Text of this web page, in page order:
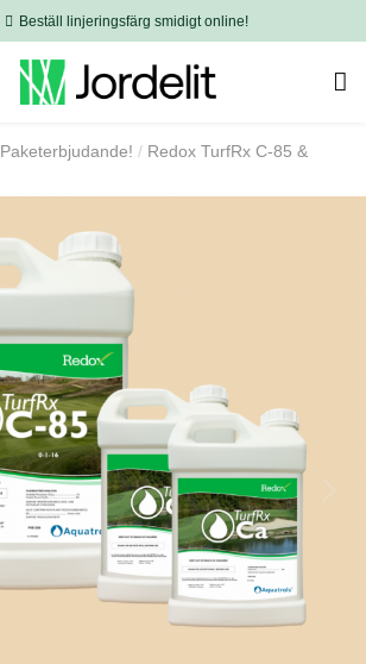
Beställ linjeringsfärg smidigt online!
Paketerbjudande!
Redox TurfRx C-85 &